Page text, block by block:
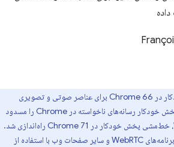
خط‌مشی پخش خودکار در Chrome 66 برای عناصر صوتی و تصویری
راه‌اندازی شد و تقریباً نیمی از پخش خودکار رسانه‌های ناخواسته در Chrome را مسدود
می‌کند. برای Web Audio API، خط‌مشی پخش خودکار در Chrome 71 راه‌اندازی شد.
این روی بازی‌های وب، برخی از برنامه‌های WebRTC و سایر صفحات وب با استفاده از